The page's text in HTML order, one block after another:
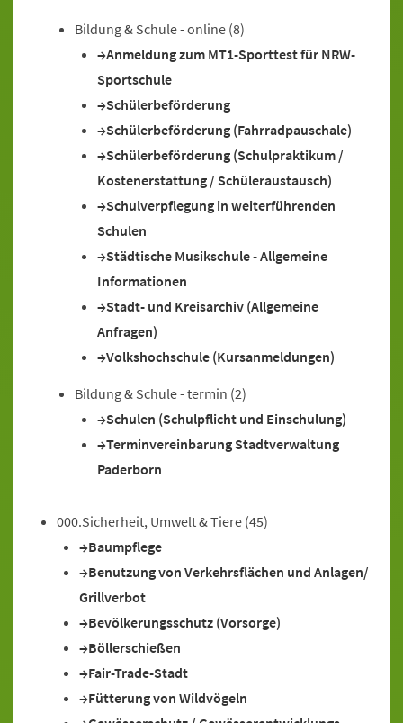
Bildung & Schule - online (8)
Anmeldung zum MT1-Sporttest für NRW-
Sportschule
Schülerbeförderung
Schülerbeförderung (Fahrradpauschale)
Schülerbeförderung (Schulpraktikum /
Kostenerstattung / Schüleraustausch)
Schulverpflegung in weiterführenden
Schulen
Städtische Musikschule - Allgemeine
Informationen
Stadt- und Kreisarchiv (Allgemeine
Anfragen)
Volkshochschule (Kursanmeldungen)
Bildung & Schule - termin (2)
Schulen (Schulpflicht und Einschulung)
Terminvereinbarung Stadtverwaltung
Paderborn
000.Sicherheit, Umwelt & Tiere (45)
Baumpflege
Benutzung von Verkehrsflächen und Anlagen/
Grillverbot
Bevölkerungsschutz (Vorsorge)
Böllerschießen
Fair-Trade-Stadt
Fütterung von Wildvögeln